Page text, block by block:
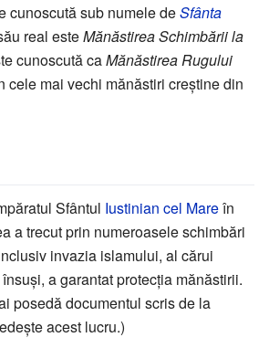
cunoscută sub numele deSfânta
real esteMănăstirea Schimbării la
cunoscută caMănăstirea Rugului
cele mai vechi mănăstiri creștine din
Sfântul Iustinian cel Mareîn
a trecut prin numeroasele schimbări
invazia islamului, al cărui
a garantat protecția mănăstirii.
posedă documentul scris de la
acest lucru.)